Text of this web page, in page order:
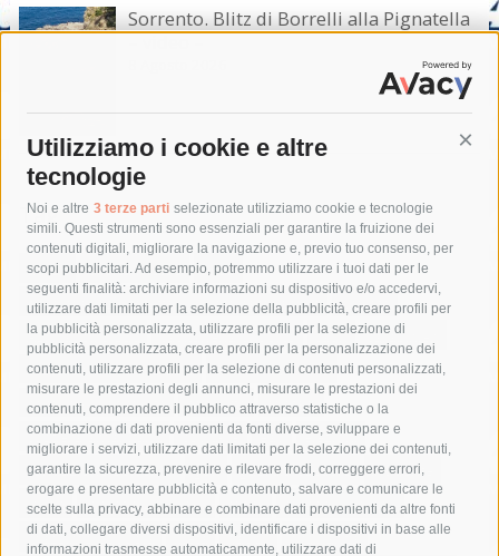
Utilizziamo i cookie e altre
tecnologie
Noi e altre 3 terze parti selezionate utilizziamo cookie e tecnologie
simili. Questi strumenti sono essenziali per garantire la fruizione dei
contenuti digitali, migliorare la navigazione e, previo tuo consenso, per
scopi pubblicitari. Ad esempio, potremmo utilizzare i tuoi dati per le
seguenti finalità: archiviare informazioni su dispositivo e/o accedervi,
utilizzare dati limitati per la selezione della pubblicità, creare profili per
la pubblicità personalizzata, utilizzare profili per la selezione di
pubblicità personalizzata, creare profili per la personalizzazione dei
contenuti, utilizzare profili per la selezione di contenuti personalizzati,
misurare le prestazioni degli annunci, misurare le prestazioni dei
contenuti, comprendere il pubblico attraverso statistiche o la
combinazione di dati provenienti da fonti diverse, sviluppare e
migliorare i servizi, utilizzare dati limitati per la selezione dei contenuti,
garantire la sicurezza, prevenire e rilevare frodi, correggere errori,
erogare e presentare pubblicità e contenuto, salvare e comunicare le
scelte sulla privacy, abbinare e combinare dati provenienti da altre fonti
di dati, collegare diversi dispositivi, identificare i dispositivi in base alle
informazioni trasmesse automaticamente, utilizzare dati di
Sorrento. Blitz di Borrelli alla Pignatella
– video –
Tag
acqua allerta meteo
anas
area marina protetta di punta campanella
arresto
Asl Napoli 3 sud
capitaneria di porto capri
carabinieri
castellammare di stabia
circumvesuviana
comune di sorrento
concerto
contagi
costiera amalfitana
covid-19 eav
elezioni
fondazione sorrento
gori guardia costiera
incidente
lavori
lorenzo balducelli mare
massa lubrense
massimo coppola
Meta napoli ordinanza